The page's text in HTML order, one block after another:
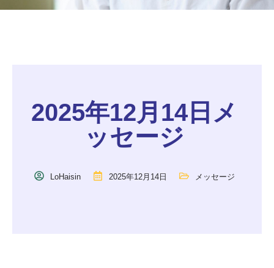
2025年12月14日メ
ッセージ
LoHaisin 2025年12月14日 メッセージ